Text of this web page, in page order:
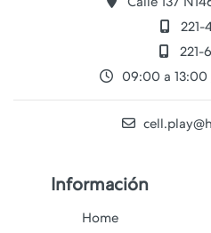
221-
221-
09:00 a 13:00
Información
Home